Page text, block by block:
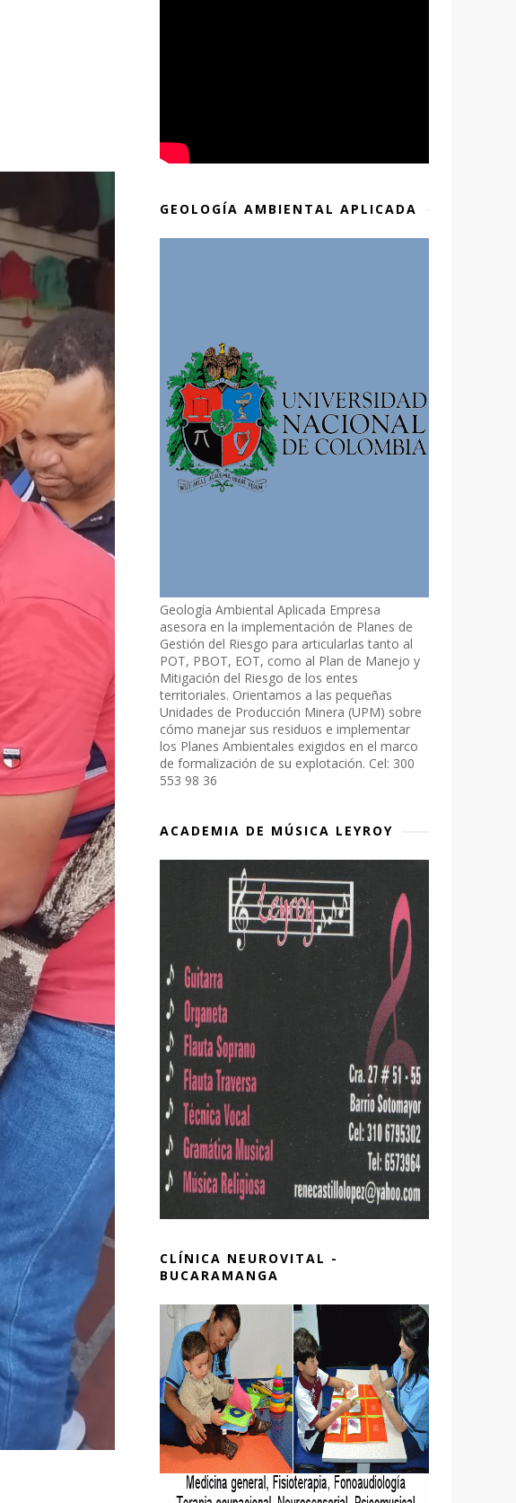
GEOLOGÍA AMBIENTAL APLICADA
Geología Ambiental Aplicada Empresa
asesora en la implementación de Planes de
Gestión del Riesgo para articularlas tanto al
POT, PBOT, EOT, como al Plan de Manejo y
Mitigación del Riesgo de los entes
territoriales. Orientamos a las pequeñas
Unidades de Producción Minera (UPM) sobre
cómo manejar sus residuos e implementar
los Planes Ambientales exigidos en el marco
de formalización de su explotación. Cel: 300
553 98 36
ACADEMIA DE MÚSICA LEYROY
CLÍNICA NEUROVITAL -
BUCARAMANGA